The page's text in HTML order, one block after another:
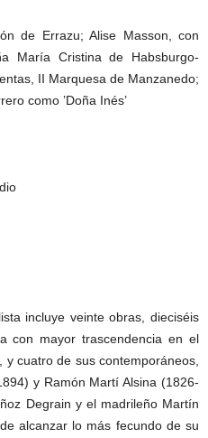
de Errazu; Alise Masson, con
María Cristina de Habsburgo-
II Marquesa de Manzanedo;
como ’Doña Inés’
incluye veinte obras, dieciséis
con mayor trascendencia en el
cuatro de sus contemporáneos,
y Ramón Martí Alsina (1826-
Degrain y el madrileño Martín
alcanzar lo más fecundo de su